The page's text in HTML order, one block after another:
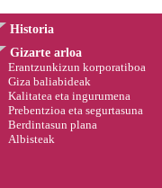
Historia
Gizarte arloa
Erantzunkizun korporatiboa
Giza baliabideak
Kalitatea eta ingurumena
Prebentzioa eta segurtasuna
Berdintasun plana
Albisteak